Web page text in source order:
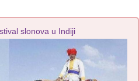
slonova u Indiji